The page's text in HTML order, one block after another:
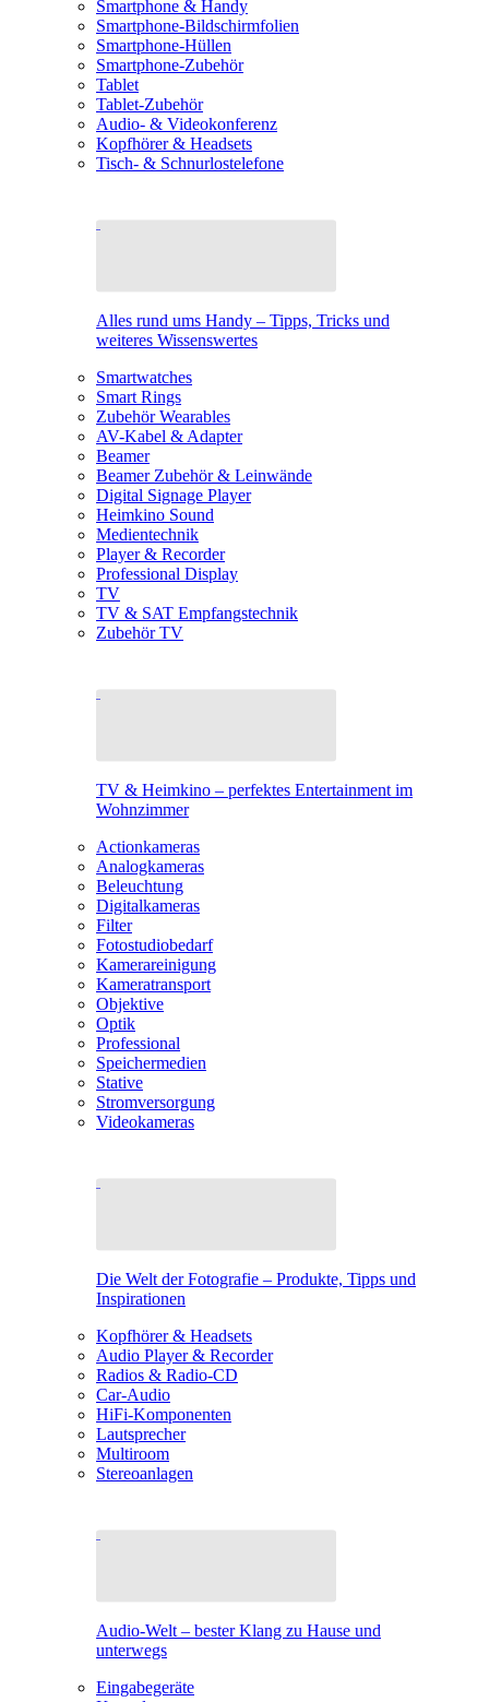
Smartphone & Handy
Smartphone-Bildschirmfolien
Smartphone-Hüllen
Smartphone-Zubehör
Tablet
Tablet-Zubehör
Audio- & Videokonferenz
Kopfhörer & Headsets
Tisch- & Schnurlostelefone
Alles rund ums Handy – Tipps, Tricks und
weiteres Wissenswertes
Smartwatches
Smart Rings
Zubehör Wearables
AV-Kabel & Adapter
Beamer
Beamer Zubehör & Leinwände
Digital Signage Player
Heimkino Sound
Medientechnik
Player & Recorder
Professional Display
TV
TV & SAT Empfangstechnik
Zubehör TV
TV & Heimkino – perfektes Entertainment im
Wohnzimmer
Actionkameras
Analogkameras
Beleuchtung
Digitalkameras
Filter
Fotostudiobedarf
Kamerareinigung
Kameratransport
Objektive
Optik
Professional
Speichermedien
Stative
Stromversorgung
Videokameras
Die Welt der Fotografie – Produkte, Tipps und
Inspirationen
Kopfhörer & Headsets
Audio Player & Recorder
Radios & Radio-CD
Car-Audio
HiFi-Komponenten
Lautsprecher
Multiroom
Stereoanlagen
Audio-Welt – bester Klang zu Hause und
unterwegs
Eingabegeräte